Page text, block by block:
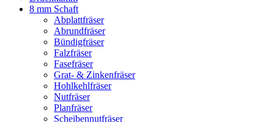
8 mm Schaft
Abplattfräser
Abrundfräser
Bündigfräser
Falzfräser
Fasefräser
Grat- & Zinkenfräser
Hohlkehlfräser
Nutfräser
Planfräser
Scheibennutfräser